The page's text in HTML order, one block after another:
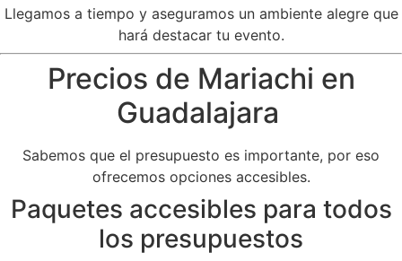
Llegamos a tiempo y aseguramos un ambiente alegre que
hará destacar tu evento.
Precios de Mariachi en
Guadalajara
Sabemos que el presupuesto es importante, por eso
ofrecemos opciones accesibles.
Paquetes accesibles para todos
los presupuestos